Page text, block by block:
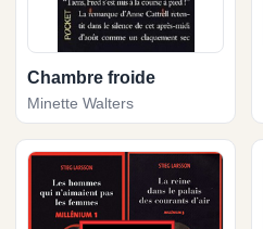
Chambre froide
Minette Walters